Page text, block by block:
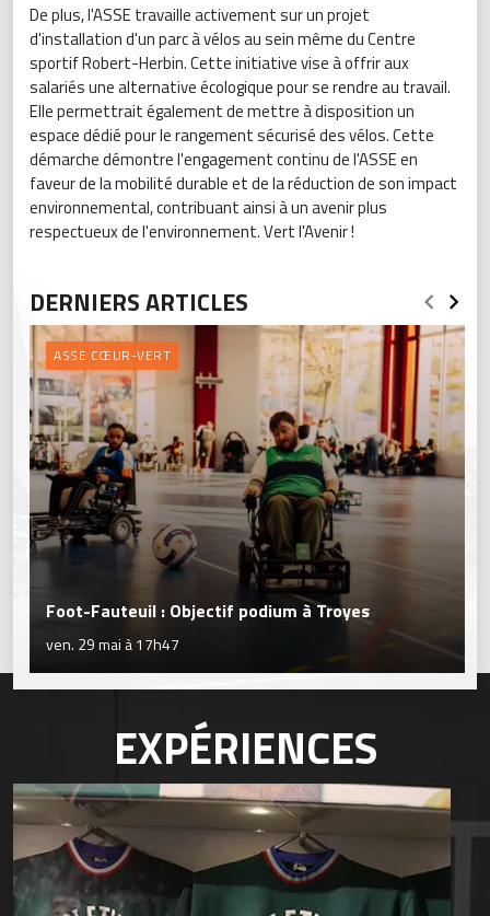
De plus, l'ASSE travaille activement sur un projet
d'installation d'un parc à vélos au sein même du Centre
sportif Robert-Herbin. Cette initiative vise à offrir aux
salariés une alternative écologique pour se rendre au travail.
Elle permettrait également de mettre à disposition un
espace dédié pour le rangement sécurisé des vélos. Cette
démarche démontre l'engagement continu de l'ASSE en
faveur de la mobilité durable et de la réduction de son impact
environnemental, contribuant ainsi à un avenir plus
respectueux de l'environnement. Vert l'Avenir !
DERNIERS ARTICLES
ASSE CŒUR-VERT
Foot-Fauteuil : Objectif podium à Troyes
ven. 29 mai à 17h47
EXPÉRIENCES